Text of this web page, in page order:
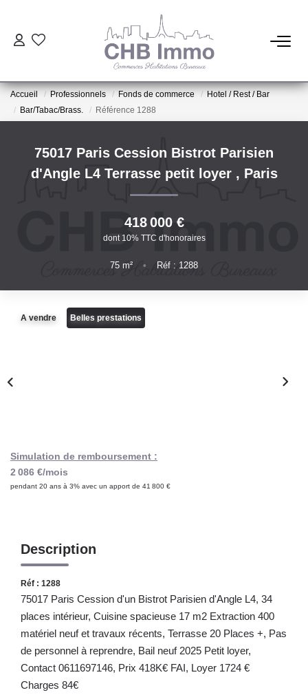
ESTIMATION
HABITATION
CESSIONS DE FONDS
LOCATIONS
GESTION
Notre Lexique
Accueil Professionnels Fonds de commerce
Hotel / Rest / Bar
Bar/Tabac/Brass.
Référence 1288
75017 Paris Cession Bistrot Parisien
d'Angle L4 Terrasse petit loyer , Paris
418 000 €
dont 10% TTC d'honoraires
75 m² • Réf : 1288
A vendre Belles prestations
Simulation de remboursement :
2 086 €/mois
pendant 20 ans à 3% avec un apport de 41 800 €
Description
Réf : 1288
75017 Paris Cession d'un Bistrot Parisien d'Angle L4, 34
places intérieur, Cuisine spacieuse 17 m2 Extraction 400
matériel neuf et travaux récents, Terrasse 20 Places +, Pas
de personnel à reprendre, Bail neuf 2025 Petit loyer,
Contact 0611697146, Prix 418K€ FAI, Loyer 1724 €
Charges 84€